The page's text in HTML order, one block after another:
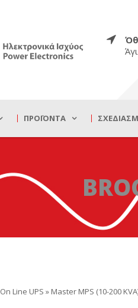
ΠΡΟΪΌΝΤΑ
On Line UPS » Master MPS (10-200